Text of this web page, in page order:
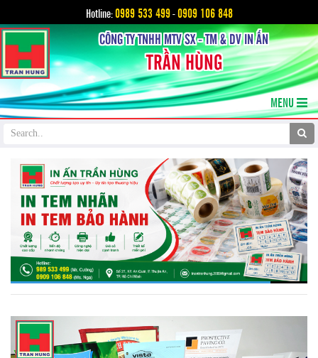
Hotline:0989 533 499-0909 106 848
CÔNG TY TNHH MTV SX - TM & DV IN ẤN
TRẦN HÙNG
MENU